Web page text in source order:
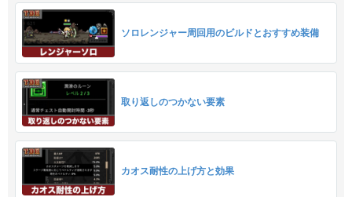
ソロレンジャー周回用のビルドとおすすめ装備
取り返しのつかない要素
カオス耐性の上げ方と効果